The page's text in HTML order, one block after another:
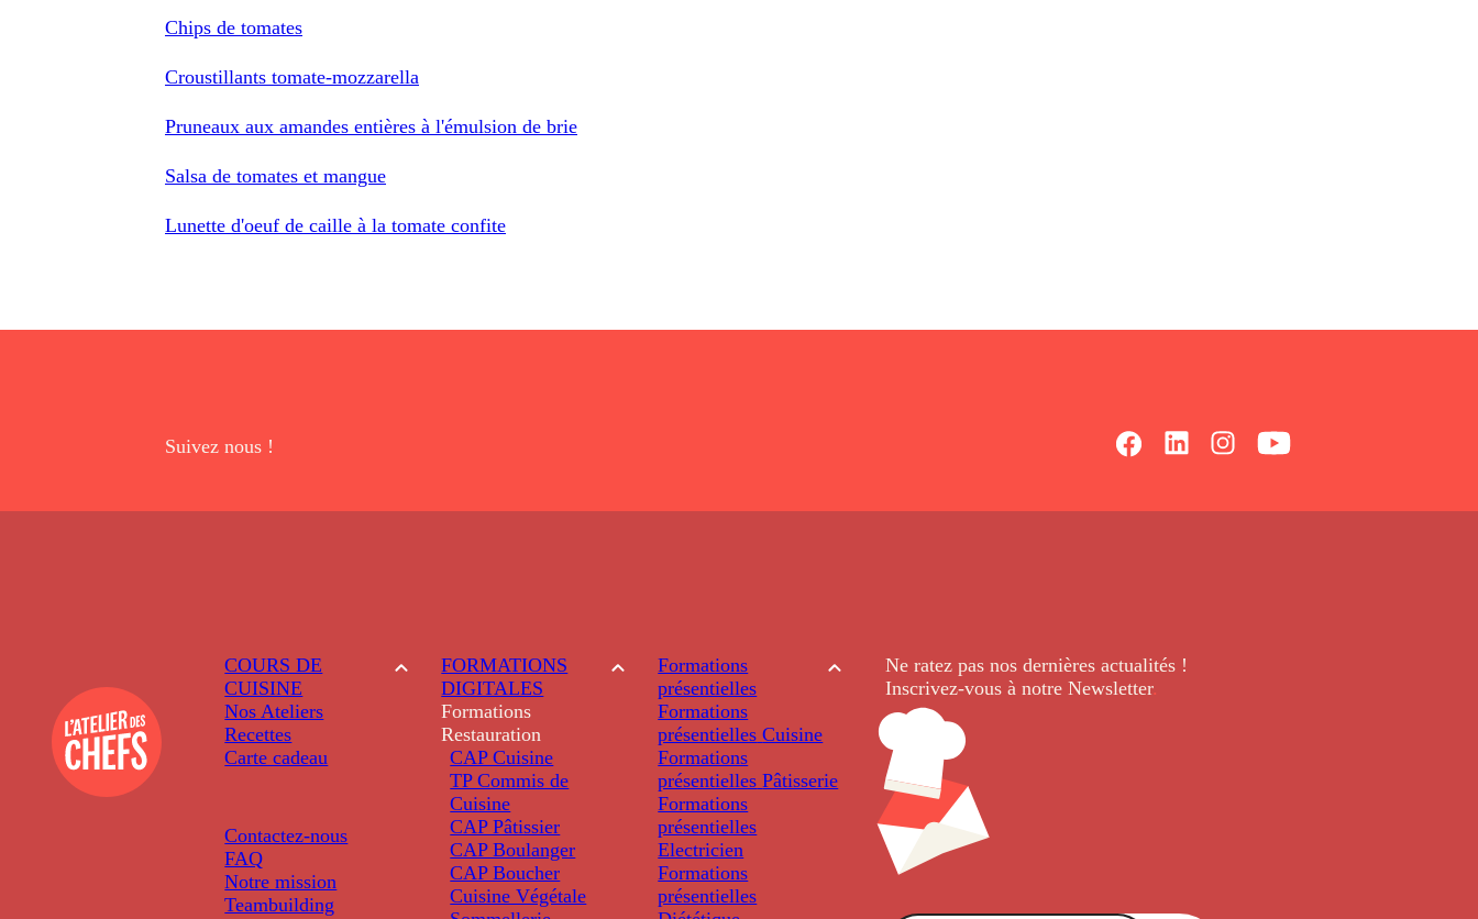
Chips de tomates
Croustillants tomate-mozzarella
Pruneaux aux amandes entières à l'émulsion de brie
Salsa de tomates et mangue
Lunette d'oeuf de caille à la tomate confite
Suivez nous !
COURS DE
CUISINE
Nos Ateliers
Recettes
Carte cadeau
Contactez-nous
FAQ
Notre mission
Teambuilding
FORMATIONS
DIGITALES
Formations
Restauration
CAP Cuisine
TP Commis de
Cuisine
CAP Pâtissier
CAP Boulanger
CAP Boucher
Cuisine Végétale
Formations
présentielles
Formations
présentielles Cuisine
Formations
présentielles Pâtisserie
Formations
présentielles
Electricien
Formations
présentielles
Ne ratez pas nos dernièresactualités !
Inscrivez-vous à notre Newsletter.